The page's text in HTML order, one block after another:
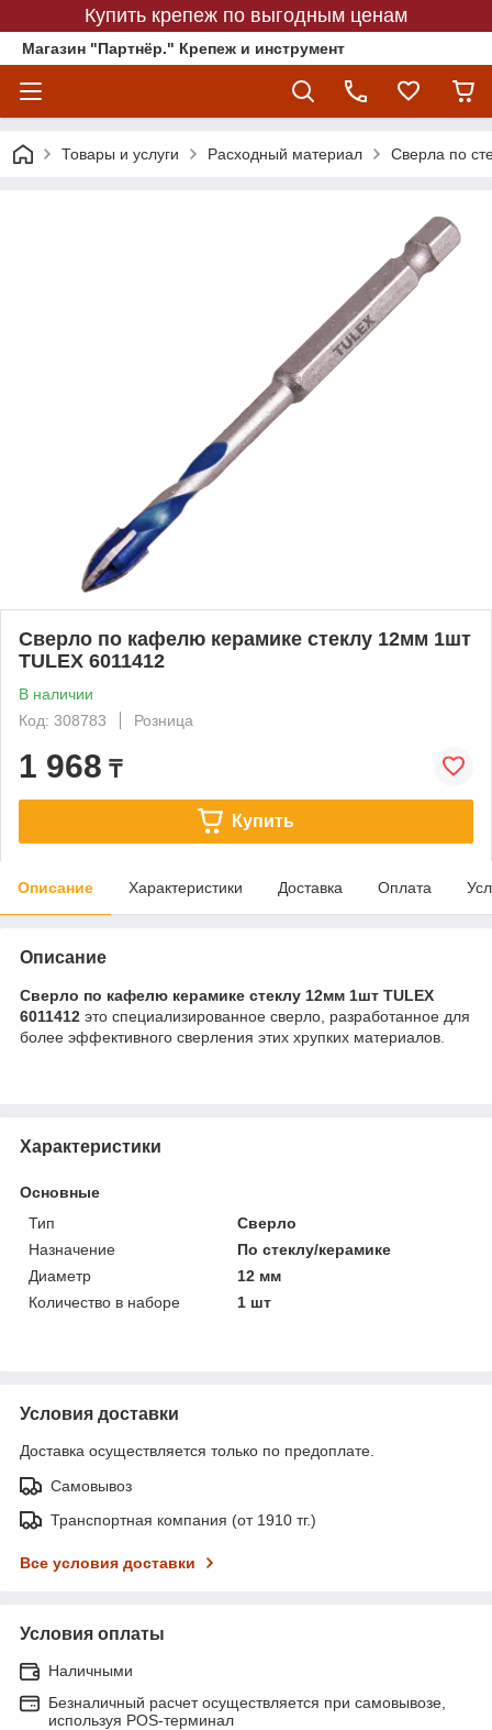
Купить крепеж по выгодным ценам
Магазин "Партнёр." Крепеж и инструмент
Товары и услуги Расходный материал Сверла по
Сверло по кафелю керамике стеклу 12мм 1шт
TULEX 6011412
В наличии
Код: 308783
Розница
1 968 ₸
Купить
Описание Характеристики Доставка Оплата
Описание
Сверло по кафелю керамике стеклу 12мм 1шт TULEX
6011412 это специализированное сверло, разработанное для
более эффективного сверления этих хрупких материалов
Характеристики
Основные
Тип
Сверло
Назначение
По стеклу/керамике
Диаметр
12 мм
Количество в наборе
1 шт
Условия доставки
Доставка осуществляется только по предоплате.
Самовывоз
Транспортная компания (от 1910 тг.)
Все условия доставки
Условия оплаты
Наличными
Безналичный расчет осуществляется при самовывозе,
используя POS-терминал